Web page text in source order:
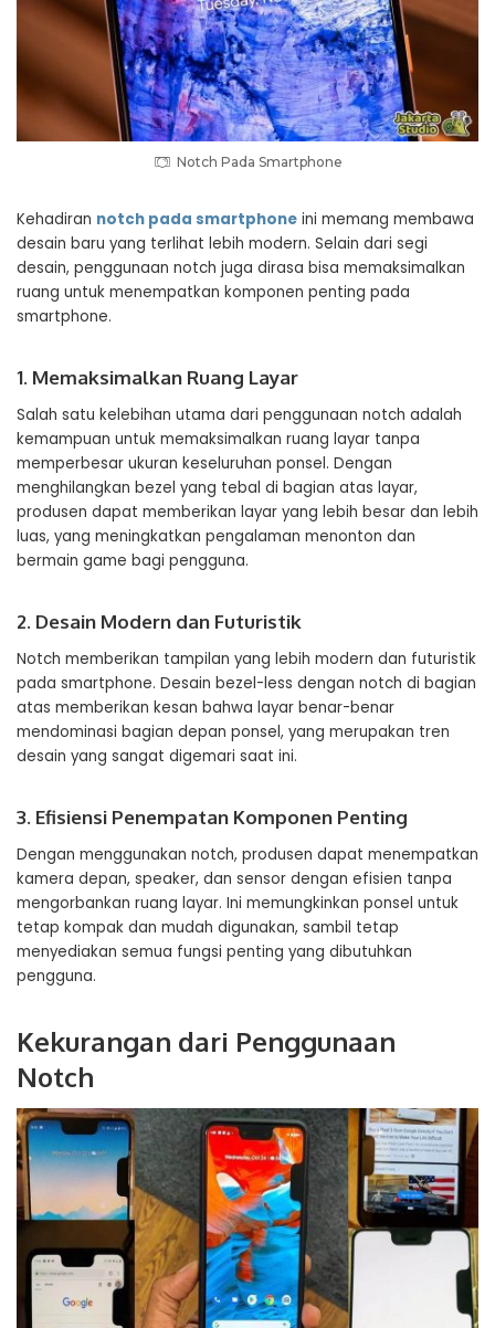
Notch Pada Smartphone
Kehadiran notch pada smartphone ini memang membawa
desain baru yang terlihat lebih modern. Selain dari segi
desain, penggunaan notch juga dirasa bisa memaksimalkan
ruang untuk menempatkan komponen penting pada
smartphone.
1. Memaksimalkan Ruang Layar
Salah satu kelebihan utama dari penggunaan notch adalah
kemampuan untuk memaksimalkan ruang layar tanpa
memperbesar ukuran keseluruhan ponsel. Dengan
menghilangkan bezel yang tebal di bagian atas layar,
produsen dapat memberikan layar yang lebih besar dan lebih
luas, yang meningkatkan pengalaman menonton dan
bermain game bagi pengguna.
2. Desain Modern dan Futuristik
Notch memberikan tampilan yang lebih modern dan futuristik
pada smartphone. Desain bezel-less dengan notch di bagian
atas memberikan kesan bahwa layar benar-benar
mendominasi bagian depan ponsel, yang merupakan tren
desain yang sangat digemari saat ini.
3. Efisiensi Penempatan Komponen Penting
Dengan menggunakan notch, produsen dapat menempatkan
kamera depan, speaker, dan sensor dengan efisien tanpa
mengorbankan ruang layar. Ini memungkinkan ponsel untuk
tetap kompak dan mudah digunakan, sambil tetap
menyediakan semua fungsi penting yang dibutuhkan
pengguna.
Kekurangan dari Penggunaan
Notch